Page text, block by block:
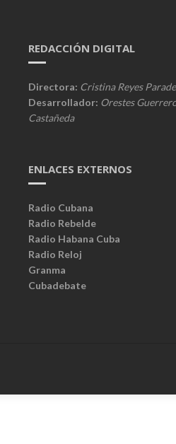
REDACCIÓN DIGITAL
Directora: Cristina Reyes
Desarrollador: Orestes
Castañeda
ENLACES EXTERNOS
Radio Cubana
Radio Rebelde
Radio Habana Cuba
Radio Reloj
Granma
Cubadebate